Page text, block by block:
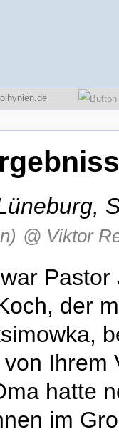
,
@ Viktor
der
Ihrem
hatte
im